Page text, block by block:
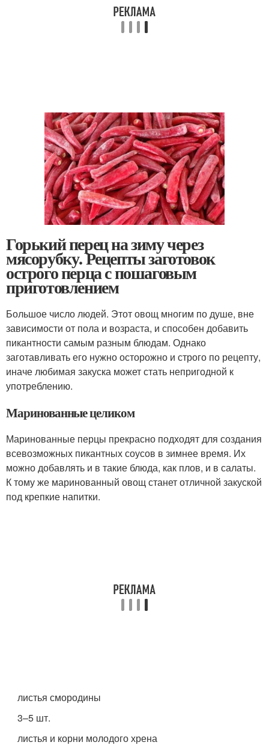
Горький перец на зиму через
мясорубку. Рецепты заготовок
острого перца с пошаговым
приготовлением
Большое число людей. Этот овощ многим по душе, вне
зависимости от пола и возраста, и способен добавить
пикантности самым разным блюдам. Однако
заготавливать его нужно осторожно и строго по рецепту,
иначе любимая закуска может стать непригодной к
употреблению.
Маринованные целиком
Маринованные перцы прекрасно подходят для создания
всевозможных пикантных соусов в зимнее время. Их
можно добавлять и в такие блюда, как плов, и в салаты.
К тому же маринованный овощ станет отличной закуской
под крепкие напитки.
листья смородины
3–5 шт.
листья и корни молодого хрена